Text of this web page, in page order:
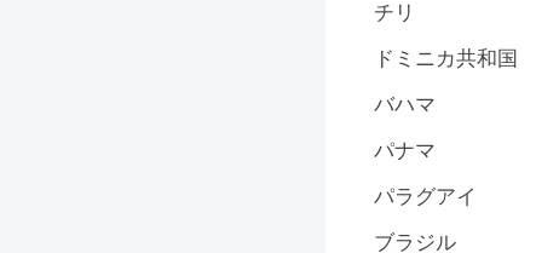
チリ
ドミニカ共和国
バハマ
パナマ
パラグアイ
ブラジル